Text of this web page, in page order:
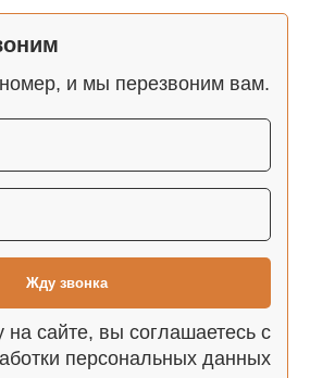
и мы перезвоним вам.
на сайте, вы соглашаетесь с
персональных данных